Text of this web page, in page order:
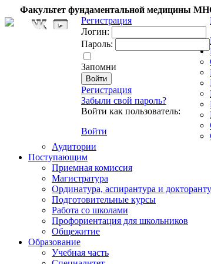
Факультет фундаментальной медицины
Регистрация
Логин:
Пароль:
Запомни
Регистрация
Забыли свой пароль?
Войти как пользователь:
Войти
Аудитории
Поступающим
Приемная комиссия
Магистратура
Ординатура, аспирантура и
Подготовительные курсы
Работа со школами
Профориентация для школьников
Общежитие
Образование
Учебная часть